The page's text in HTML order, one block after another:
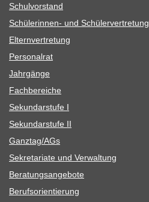
Schul­vor­stand
Schü­le­rin­nen- und Schülervertretung
Eltern­ver­tre­tung
Per­so­nal­rat
Jahr­gänge
Fach­be­rei­che
Sekun­dar­stufe I
Sekun­dar­stufe II
Ganztag/​​AGs
Sekre­ta­riate und Verwaltung
Bera­tungs­an­ge­bote
Berufs­ori­en­tie­rung